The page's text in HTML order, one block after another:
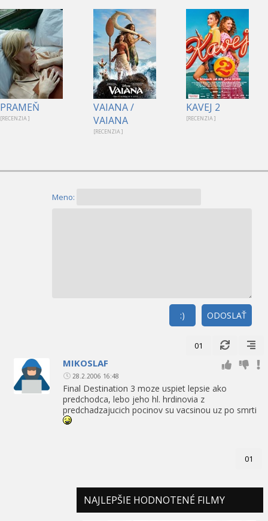
PRAMEŇ
[RECENZIA ]
VAIANA /
VAIANA
[RECENZIA ]
KAVEJ 2
[RECENZIA ]
Meno:
ODOSLAŤ
:)
01
MIKOSLAF
28.2.2006 16:48
Final Destination 3 moze uspiet lepsie ako
predchodca, lebo jeho hl. hrdinovia z
predchadzajucich pocinov su vacsinou uz po smrti
01
NAJLEPŠIE HODNOTENÉ FILMY